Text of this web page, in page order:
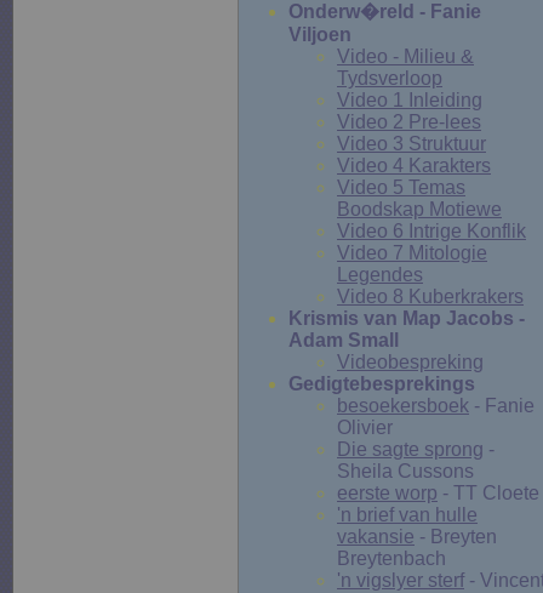
Onderw�reld - Fanie
Viljoen
Video - Milieu &
Tydsverloop
Video 1 Inleiding
Video 2 Pre-lees
Video 3 Struktuur
Video 4 Karakters
Video 5 Temas
Boodskap Motiewe
Video 6 Intrige Konflik
Video 7 Mitologie
Legendes
Video 8 Kuberkrakers
Krismis van Map Jacobs -
Adam Small
Videobespreking
Gedigtebesprekings
besoekersboek - Fanie
Olivier
Die sagte sprong -
Sheila Cussons
eerste worp - TT Cloete
'n brief van hulle
vakansie - Breyten
Breytenbach
'n vigslyer sterf-